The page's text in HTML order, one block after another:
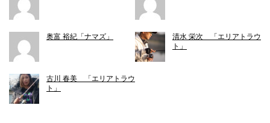
奥富 裕紀「ナマズ」
清水 栄次 「エリアトラウ
ト」
古川 春美 「エリアトラウ
ト」